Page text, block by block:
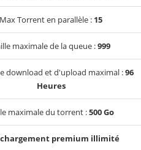
Max Torrent en parallèle : 15
maximale de la queue :999
download et d'upload maximal :96
Heures
maximale du torrent :500 Go
premium illimité